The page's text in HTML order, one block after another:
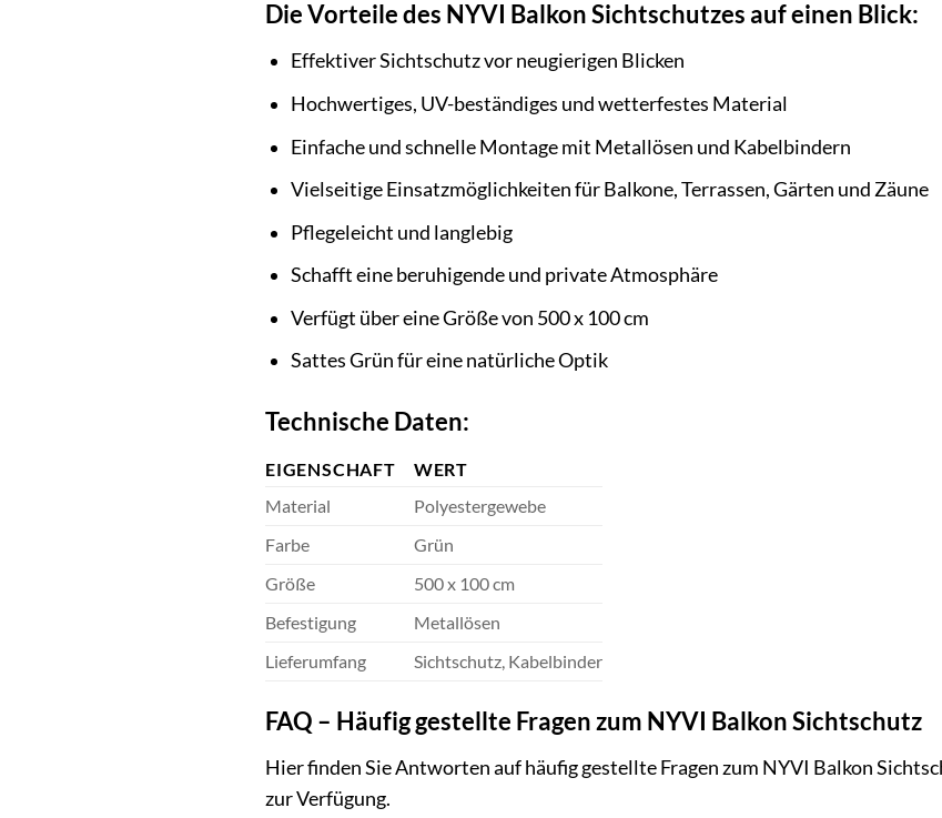
Die Vorteile des NYVI Balkon Sichtschutzes auf einen Blick:
Effektiver Sichtschutz vor neugierigen Blicken
Hochwertiges, UV-beständiges und wetterfestes Material
Einfache und schnelle Montage mit Metallösen und Kabelbindern
Vielseitige Einsatzmöglichkeiten für Balkone, Terrassen, Gärten und Zäune
Pflegeleicht und langlebig
Schafft eine beruhigende und private Atmosphäre
Verfügt über eine Größe von 500 x 100 cm
Sattes Grün für eine natürliche Optik
Technische Daten:
EIGENSCHAFT
WERT
Material
Polyestergewebe
Farbe
Grün
Größe
500 x 100 cm
Befestigung
Metallösen
Lieferumfang
Sichtschutz, Kabelbinder
FAQ – Häufig gestellte Fragen zum NYVI Balkon Sichtschutz
Hier finden Sie Antworten auf häufig gestellte Fragen zum NYVI Balkon
zur Verfügung.